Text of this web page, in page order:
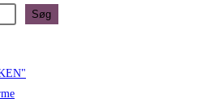
Søg